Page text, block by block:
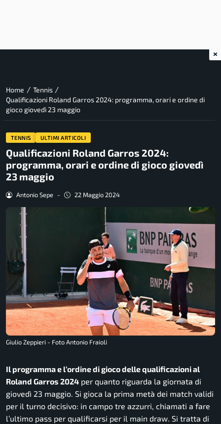
Home / Tennis /
Qualificazioni Roland Garros 2024: programma, orari e ordine di
gioco giovedì 23 maggio
TENNIS ULTIMI ARTICOLI
Qualificazioni Roland Garros 2024:
programma, orari e ordine di gioco giovedì
23 maggio
Antonio Sepe - 22 Maggio 2024
Giulio Zeppieri - Foto Antonio Fraioli
Il programma e l’ordine di gioco delle qualificazioni al
Roland Garros 2024 per quanto riguarda la giornata di
giovedì 23 maggio. Si gioca la prima metà dei match validi
per il turno decisivo: in campo tre azzurri, chiamati a fare
l’ultimo pass per qualificarsi per il main draw. Si tratta di
×